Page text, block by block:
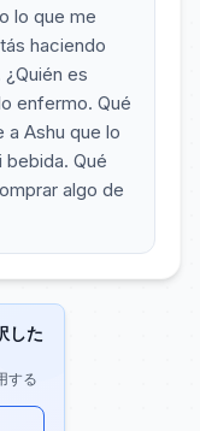
lo que me
haciendo
es
enfermo. Qué
a Ashu que lo
bebida. Qué
algo de
した
する